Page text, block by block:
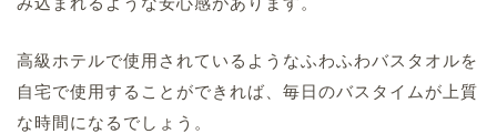
高級ホテルで使用されているようなふわふわバスタオルを
自宅で使用することができれば、毎日のバスタイムが上質
な時間になるでしょう。